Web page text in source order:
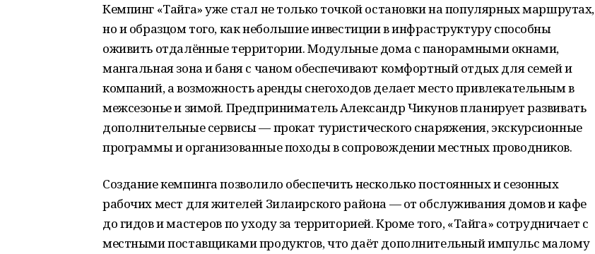
Кемпинг «Тайга» уже стал не только точкой остановки на популярных маршрутах,
но и образцом того, как небольшие инвестиции в инфраструктуру способны
оживить отдалённые территории. Модульные дома с панорамными окнами,
мангальная зона и баня с чаном обеспечивают комфортный отдых для семей и
компаний, а возможность аренды снегоходов делает место привлекательным в
межсезонье и зимой. Предприниматель Александр Чикунов планирует развивать
дополнительные сервисы — прокат туристического снаряжения, экскурсионные
программы и организованные походы в сопровождении местных проводников.
Создание кемпинга позволило обеспечить несколько постоянных и сезонных
рабочих мест для жителей Зилаирского района — от обслуживания домов и кафе
до гидов и мастеров по уходу за территорией. Кроме того, «Тайга» сотрудничает с
местными поставщиками продуктов, что даёт дополнительный импульс малому